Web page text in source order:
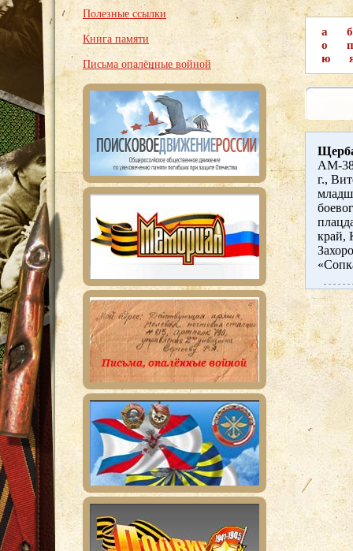
Полезные ссылки
Книга памяти
Письма опалённые войной
а
б
о
п
ю
АМ-
г.,
край,